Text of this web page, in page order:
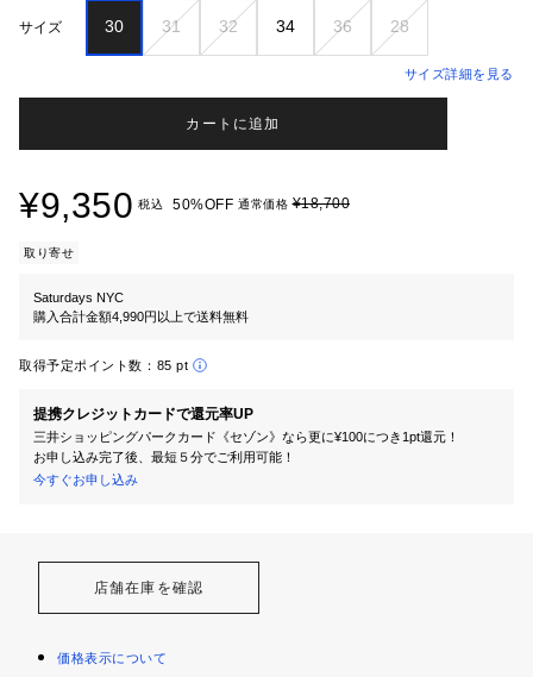
サイズ 30 31 32 34 36 28
サイズ詳細を見る
カートに追加
¥9,350 税込 50%OFF 通常価格¥18,700
取り寄せ
Saturdays NYC
購入合計金額4,990円以上で送料無料
取得予定ポイント数： 85 pt
提携クレジットカードで還元率UP
三井ショッピングパークカード《セゾン》なら更に¥100につき1pt還元！
お申し込み完了後、最短５分でご利用可能！
今すぐお申し込み
店舗在庫を確認
価格表示について